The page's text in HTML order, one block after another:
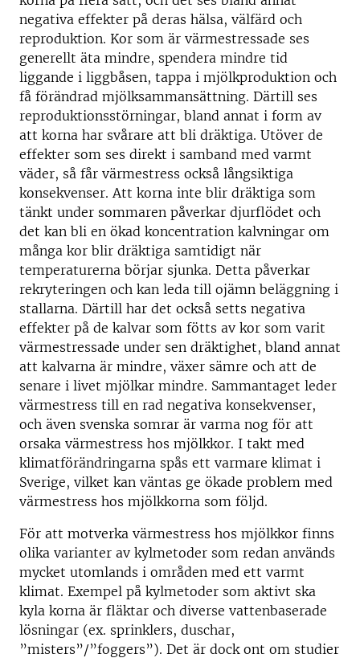
negativa effekter på deras hälsa, välfärd och
reproduktion. Kor som är värmestressade ses
generellt äta mindre, spendera mindre tid
liggande i liggbåsen, tappa i mjölkproduktion och
få förändrad mjölksammansättning. Därtill ses
reproduktionsstörningar, bland annat i form av
att korna har svårare att bli dräktiga. Utöver de
effekter som ses direkt i samband med varmt
väder, så får värmestress också långsiktiga
konsekvenser. Att korna inte blir dräktiga som
tänkt under sommaren påverkar djurflödet och
det kan bli en ökad koncentration kalvningar om
många kor blir dräktiga samtidigt när
temperaturerna börjar sjunka. Detta påverkar
rekryteringen och kan leda till ojämn beläggning i
stallarna. Därtill har det också setts negativa
effekter på de kalvar som fötts av kor som varit
värmestressade under sen dräktighet, bland annat
att kalvarna är mindre, växer sämre och att de
senare i livet mjölkar mindre. Sammantaget leder
värmestress till en rad negativa konsekvenser,
och även svenska somrar är varma nog för att
orsaka värmestress hos mjölkkor. I takt med
klimatförändringarna spås ett varmare klimat i
Sverige, vilket kan väntas ge ökade problem med
värmestress hos mjölkkorna som följd.
För att motverka värmestress hos mjölkkor finns
olika varianter av kylmetoder som redan används
mycket utomlands i områden med ett varmt
klimat. Exempel på kylmetoder som aktivt ska
kyla korna är fläktar och diverse vattenbaserade
lösningar (ex. sprinklers, duschar,
”misters”/”foggers”). Det är dock ont om studier